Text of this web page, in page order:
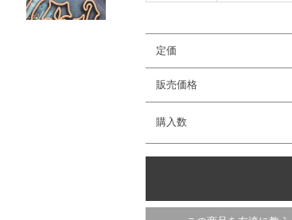
定価
販売価格
購入数